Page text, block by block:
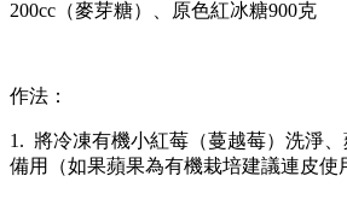
200cc（麥芽糖）、原色紅冰糖900克
作法：
1. 將冷凍有機小紅莓（蔓越莓）洗淨
備用（如果蘋果為有機栽培建議連皮使